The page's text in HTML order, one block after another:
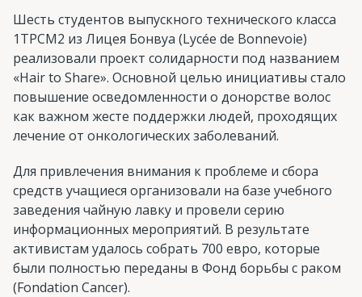
Шесть студентов выпускного технического класса
1TPCM2 из Лицея Бонвуа (Lycée de Bonnevoie)
реализовали проект солидарности под названием
«Hair to Share». Основной целью инициативы стало
повышение осведомленности о донорстве волос
как важном жесте поддержки людей, проходящих
лечение от онкологических заболеваний.
Для привлечения внимания к проблеме и сбора
средств учащиеся организовали на базе учебного
заведения чайную лавку и провели серию
информационных мероприятий. В результате
активистам удалось собрать 700 евро, которые
были полностью переданы в Фонд борьбы с раком
(Fondation Cancer).